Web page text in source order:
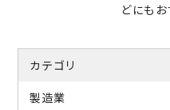
どにもお
カテゴリ
製造業